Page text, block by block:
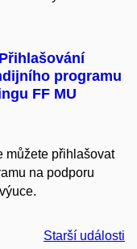
programu
FF MU
můžete přihlašovat
na podporu
Starší události